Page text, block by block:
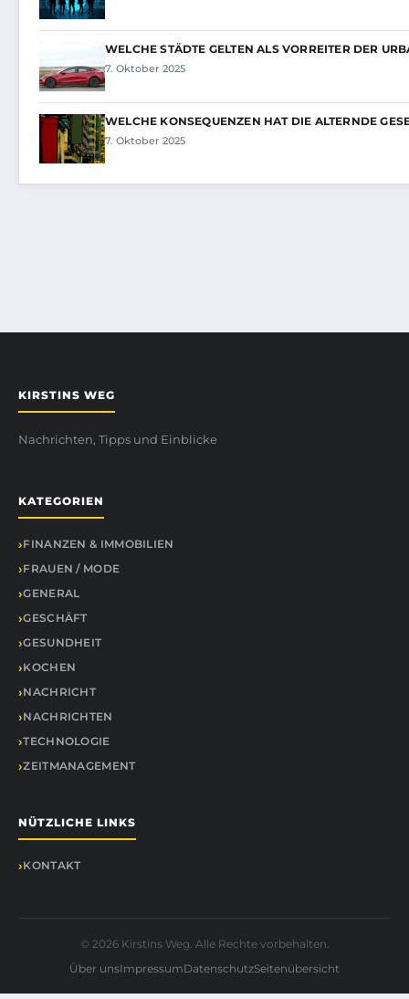
WELCHE STÄDTE GELTEN ALS VORREITER DER
7. Oktober 2025
WELCHE KONSEQUENZEN HAT DIE ALTERNDE
7. Oktober 2025
KIRSTINS WEG
Nachrichten, Tipps und Einblicke
KATEGORIEN
FINANZEN & IMMOBILIEN
FRAUEN / MODE
GENERAL
GESCHÄFT
GESUNDHEIT
KOCHEN
NACHRICHT
NACHRICHTEN
TECHNOLOGIE
ZEITMANAGEMENT
NÜTZLICHE LINKS
KONTAKT
© 2026 Kirstins Weg. Alle Rechte vorbehalten.
Über unsImpressumDatenschutzSeitenübersicht